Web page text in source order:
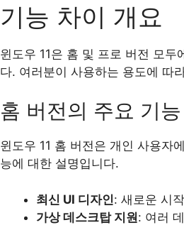
기능 차이 개요
윈도우 11은 홈 및 프로 버전 모
다. 여러분이 사용하는 용도에 따
홈 버전의 주요 기능
윈도우 11 홈 버전은 개인 사용자
능에 대한 설명입니다.
최신 UI 디자인: 새로운 시
가상 데스크탑 지원: 여러